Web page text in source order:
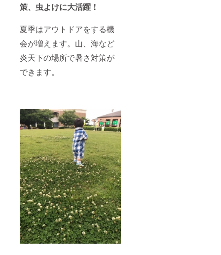
策、虫よけに大活躍！
夏季はアウトドアをする機
会が増えます。山、海など
炎天下の場所で暑さ対策が
できます。